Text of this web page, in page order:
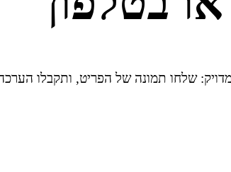
שלחו תמונה של הפריט, ותקבלו